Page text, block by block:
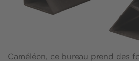
Caméléon, ce bureau prend des